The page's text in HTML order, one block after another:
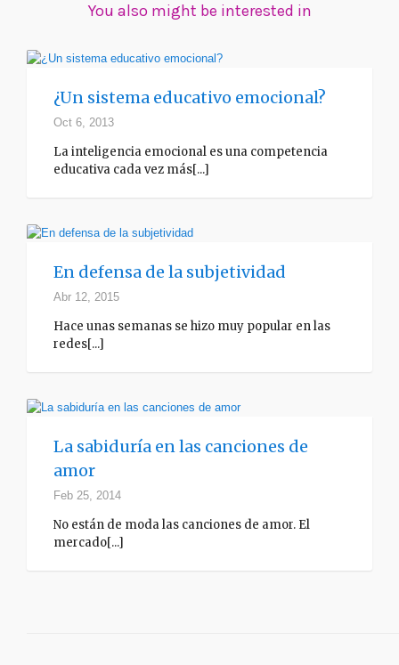
You also might be interested in
¿Un sistema educativo emocional?
Oct 6, 2013
La inteligencia emocional es una competencia
educativa cada vez más[...]
En defensa de la subjetividad
Abr 12, 2015
Hace unas semanas se hizo muy popular en las
redes[...]
La sabiduría en las canciones de
amor
Feb 25, 2014
No están de moda las canciones de amor. El
mercado[...]